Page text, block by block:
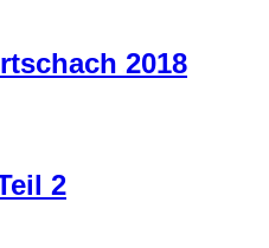
2018
2